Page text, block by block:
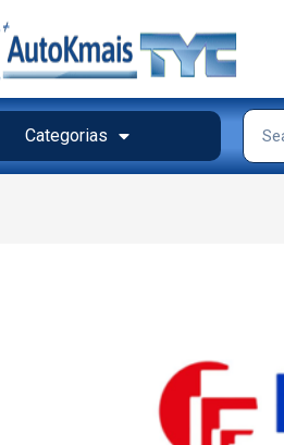
Categorias